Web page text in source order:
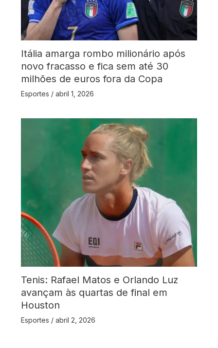
Itália amarga rombo milionário após
novo fracasso e fica sem até 30
milhões de euros fora da Copa
Esportes / abril 1, 2026
Tenis: Rafael Matos e Orlando Luz
avançam às quartas de final em
Houston
Esportes / abril 2, 2026